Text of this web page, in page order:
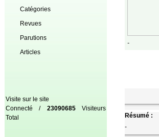
Catégories
Revues
Parutions
Articles
Visite sur le site
Connecté / 23090685Visiteurs
Total
-
Résumé :
-